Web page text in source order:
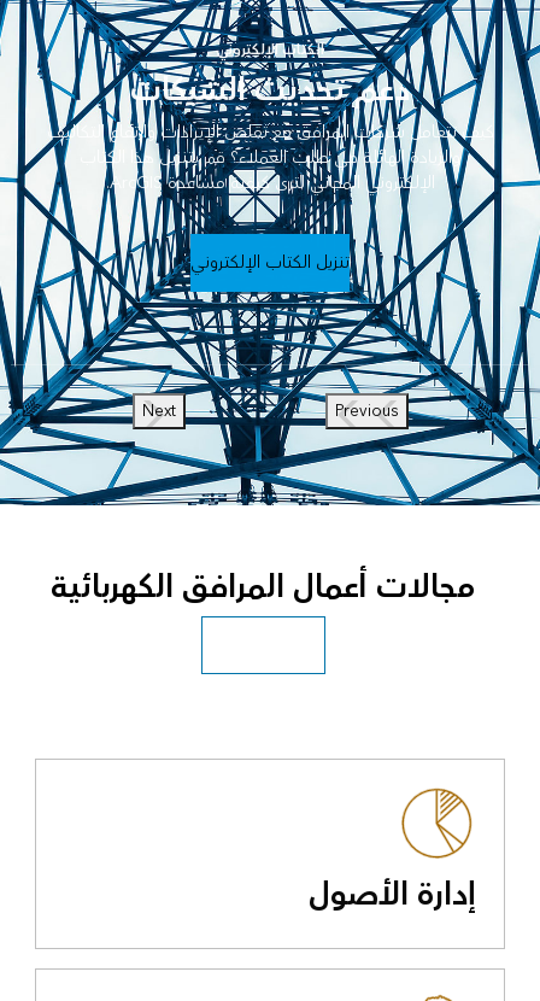
الكتاب الإلكتروني
دعم تحديث الشبكات
كيف تتعامل شركات المرافق مع تقلص الإيرادات وارتفاع التكاليف
والزيادة الهائلة في طلب العملاء؟ قم بتنزيل هذا الكتاب
الإلكتروني المجاني لترى كيفية مساعدة ArcGIS.
تنزيل الكتاب الإلكتروني
Previous
Next
مجالات أعمال المرافق الكهربائية
إدارة الأصول